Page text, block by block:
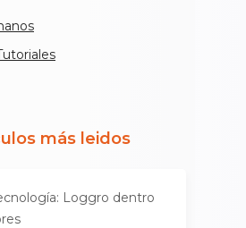
más leidos
Loggro dentro